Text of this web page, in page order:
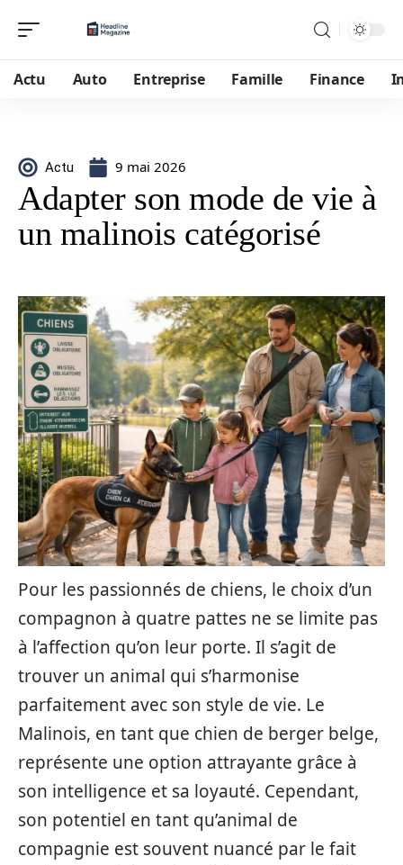
Actu Auto Entreprise Famille Finance
Actu 9 mai 2026
Adapter son mode de vie à
un malinois catégorisé
Pour les passionnés de chiens, le choix d’un
compagnon à quatre pattes ne se limite pas
à l’affection qu’on leur porte. Il s’agit de
trouver un animal qui s’harmonise
parfaitement avec son style de vie. Le
Malinois, en tant que chien de berger belge,
représente une option attrayante grâce à
son intelligence et sa loyauté. Cependant,
son potentiel en tant qu’animal de
compagnie est souvent nuancé par le fait